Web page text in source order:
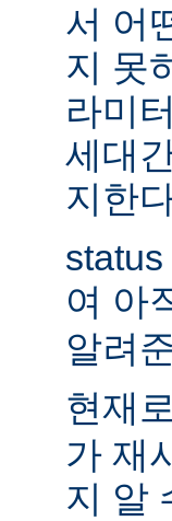
서 어
지 못
라미
세대
지한
여 아
알려
현재
가 재
지 알